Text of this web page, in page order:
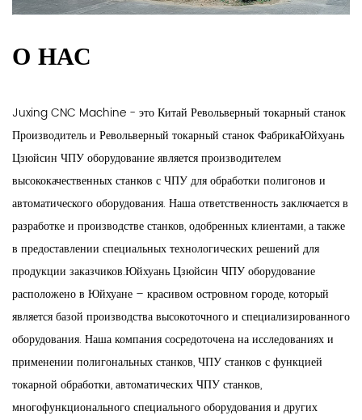
О НАС
Juxing CNC Machine - этоКитай Револьверный токарный станок
Производительи Револьверный токарный станок ФабрикаЮйхуань
Цзюйсин ЧПУ оборудование является производителем
высококачественных станков с ЧПУ для обработки полигонов и
автоматического оборудования. Наша ответственность заключается в
разработке и производстве станков, одобренных клиентами, а также
в предоставлении специальных технологических решений для
продукции заказчиков.Юйхуань Цзюйсин ЧПУ оборудование
расположено в Юйхуане – красивом островном городе, который
является базой производства высокоточного и специализированного
оборудования. Наша компания сосредоточена на исследованиях и
применении полигональных станков, ЧПУ станков с функцией
токарной обработки, автоматических ЧПУ станков,
многофункционального специального оборудования и других